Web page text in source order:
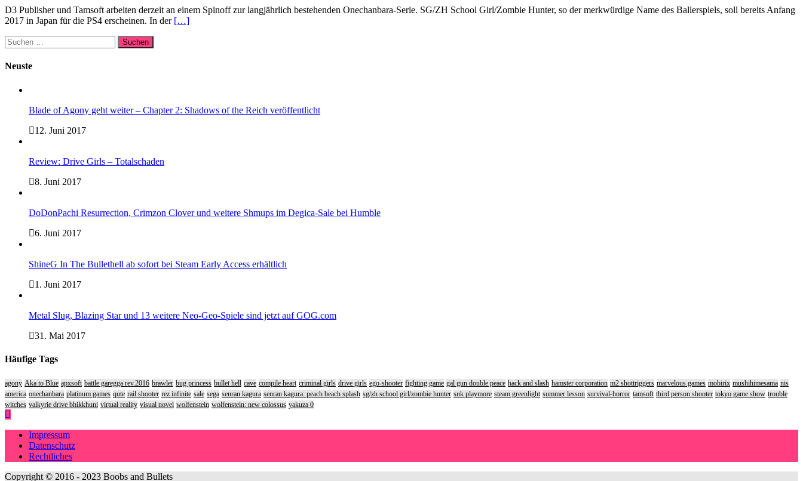
D3 Publisher und Tamsoft arbeiten derzeit an einem Spinoff zur langjährlich bestehenden Onechanbara-Serie. SG/ZH School Girl/Zombie Hunter, so der merkwürdige Name des Ballerspiels, soll bereits Anfang
2017 in Japan für die PS4 erscheinen. In der […]
Suchen
nach:
Neuste
Blade of Agony geht weiter – Chapter 2: Shadows of the Reich veröffentlicht
12. Juni 2017
Review: Drive Girls – Totalschaden
8. Juni 2017
DoDonPachi Resurrection, Crimzon Clover und weitere Shmups im Degica-Sale bei Humble
6. Juni 2017
ShineG In The Bullethell ab sofort bei Steam Early Access erhältlich
1. Juni 2017
Metal Slug, Blazing Star und 13 weitere Neo-Geo-Spiele sind jetzt auf GOG.com
31. Mai 2017
Häufige Tags
agony Aka to Blue apxsoft battle garegga rev.2016 brawler bug princess bullet hell cave compile heart criminal girls drive girls ego-shooter fighting game gal gun double peace hack and slash hamster corporation m2 shottriggers marvelous games mobirix mushihimesama nis
america onechanbara platinum games qute rail shooter rez infinite sale sega senran kagura senran kagura: peach beach splash sg/zh school girl/zombie hunter snk playmore steam greenlight summer lesson survival-horror tamsoft third person shooter tokyo game show trouble
witches valkyrie drive bhikkhuni virtual reality visual novel wolfenstein wolfenstein: new colossus yakuza 0
Impressum
Datenschutz
Rechtliches
Copyright © 2016 - 2023 Boobs and Bullets